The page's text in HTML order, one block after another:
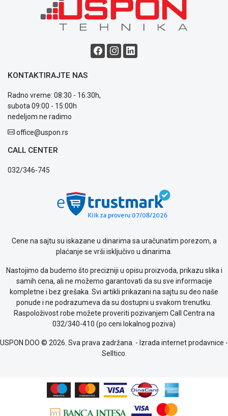
Blog
Način
plaćanja
Podrška
Opšti
uslovi
Saobraznost
prijava
privatnosti
Politika
o
kolačićima
Provera
Kontakt
KONTAKTIRAJTE NAS
Radno vreme: 08:30 - 16:30h,
subota 09:00 - 15:00h
nedeljom ne radimo
office@uspon.rs
CALL CENTER
032/346-745
Cene na sajtu su iskazane u dinarima sa uračunatim porezom, a
plaćanje se vrši isključivo u dinarima.
Nastojimo da budemo što precizniji u opisu proizvoda, prikazu slika i
samih cena, ali ne možemo garantovati da su sve informacije
kompletne i bez grešaka. Svi artikli prikazani na sajtu su deo naše
ponude i ne podrazumeva da su dostupni u svakom trenutku.
Raspoloživost robe možete proveriti pozivanjem Call Centra na
032/340-410 (po ceni lokalnog poziva)
USPON DOO © 2026. Sva prava zadržana. - Izrada internet prodavnice -
Selltico.